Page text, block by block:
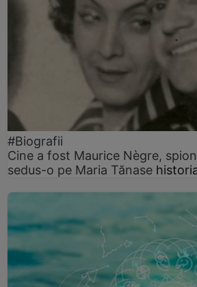
#Biografii
Cine a fost Maurice Nègre,
sedus-o pe Maria Tănase